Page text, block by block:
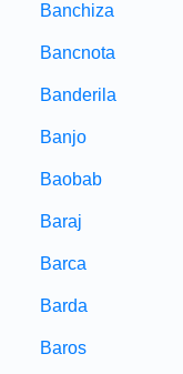
Banchiza
Bancnota
Banderila
Banjo
Baobab
Baraj
Barca
Barda
Baros